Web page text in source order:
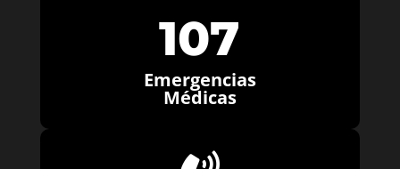
107
Emergencias
Médicas